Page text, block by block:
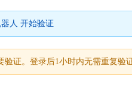
人 开始验证
证。登录后1小时内无需重复验